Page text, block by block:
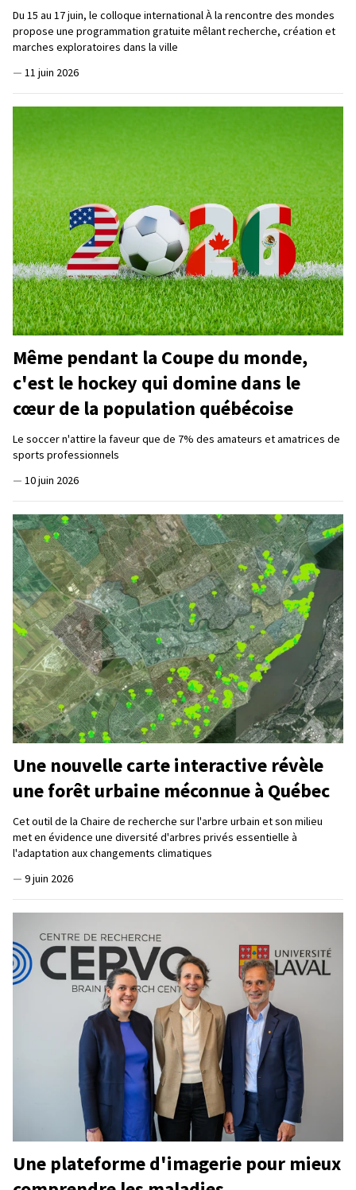
Du 15 au 17 juin, le colloque international À la rencontre des mondes
propose une programmation gratuite mêlant recherche, création et
marches exploratoires dans la ville
— 11 juin 2026
Même pendant la Coupe du monde,
c'est le hockey qui domine dans le
cœur de la population québécoise
Le soccer n'attire la faveur que de 7% des amateurs et amatrices de
sports professionnels
— 10 juin 2026
Une nouvelle carte interactive révèle
une forêt urbaine méconnue à Québec
Cet outil de la Chaire de recherche sur l'arbre urbain et son milieu
met en évidence une diversité d'arbres privés essentielle à
l'adaptation aux changements climatiques
— 9 juin 2026
Une plateforme d'imagerie pour mieux